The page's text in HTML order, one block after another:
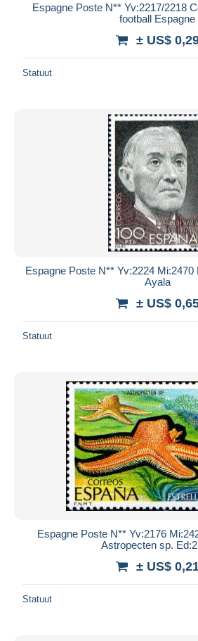
Espagne Poste N** Yv:2217/2218
football Espagne
± US$
Statuut
Espagne Poste N** Yv:2224 Mi:2470
Ayala
± US$
Statuut
Espagne Poste N** Yv:2176
Astropecten sp.
± US$
Statuut